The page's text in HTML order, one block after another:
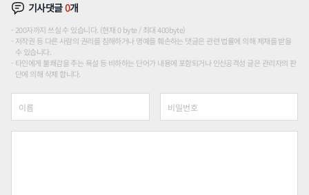
기사댓글0개
200자까지 쓰실 수 있습니다. (현재 0 byte / 최대 400byte)
저작권 등 다른 사람의 권리를 침해하거나 명예를 훼손하는 댓글은 관련 법률에 의해 제재를 받을
수 있습니다.
타인에게 불쾌감을 주는 욕설 등 비하하는 단어가 내용에 포함되거나 인신공격성 글은 관리자의 판
단에 의해 삭제 합니다.